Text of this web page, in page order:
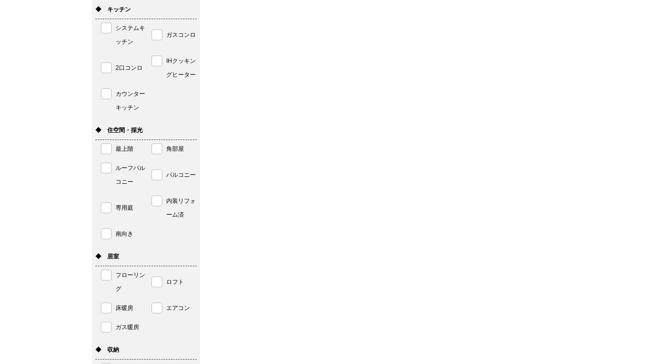
◆ キッチン
システムキ
ッチン
ガスコンロ
2口コンロ
IHクッキン
グヒーター
カウンター
キッチン
◆ 住空間・採光
最上階 角部屋
ルーフバル
コニー
バルコニー
専用庭
内装リフォ
ーム済
南向き
◆ 居室
フローリン
グ
ロフト
床暖房 エアコン
ガス暖房
◆ 収納